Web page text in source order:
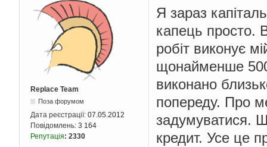
Replace Team
Поза форумом
Дата реєстрації: 07.05.2012
Повідомлень: 3 164
Репутація: 2330
Я зараз
капець просто.
робіт виконує
щонайменше
виконано
попереду. Про
задумуватися.
кредит. Усе це